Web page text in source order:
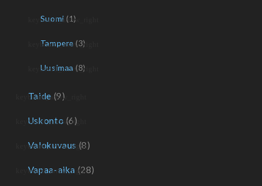
Suomi (1)
Tampere (3)
Uusimaa (8)
Taide (9)
Uskonto (6)
Valokuvaus (8)
Vapaa-aika (28)